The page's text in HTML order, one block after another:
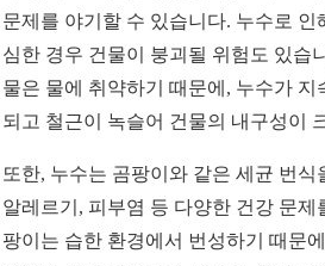
문제를 야기할 수 있습니다. 누수로 인
심한 경우 건물이 붕괴될 위험도 있습
물은 물에 취약하기 때문에, 누수가 지
되고 철근이 녹슬어 건물의 내구성이
또한, 누수는 곰팡이와 같은 세균 번식
알레르기, 피부염 등 다양한 건강 문제
팡이는 습한 환경에서 번성하기 때문